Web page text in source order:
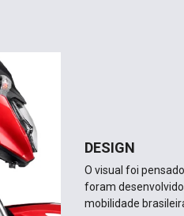
DESIGN
O visual foi
foram
mobilidade